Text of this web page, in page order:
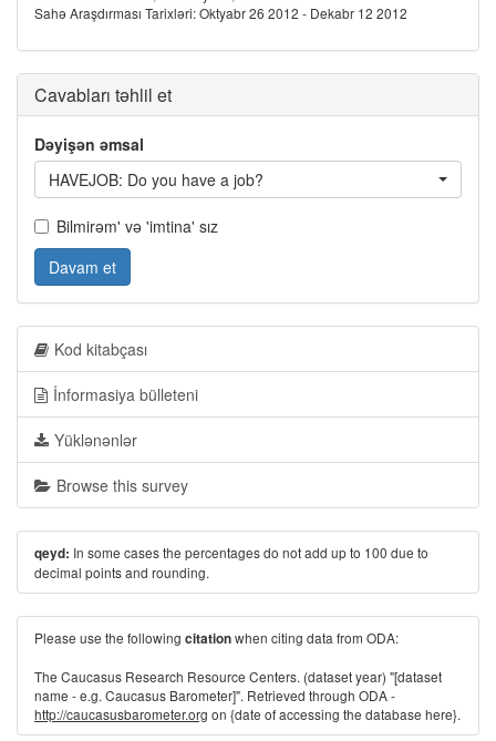
Sahə Araşdırması Tarixləri: Oktyabr 26 2012 - Dekabr 12 2012
Cavabları təhlil et
Dəyişən əmsal
HAVEJOB: Do you have a job?
Bilmirəm' və 'imtina' sız
Davam et
Kod kitabçası
İnformasiya bülleteni
Yüklənənlər
Browse this survey
qeyd: In some cases the percentages do not add up to 100 due to
decimal points and rounding.
Please use the following citationwhen citing data from ODA:
The Caucasus Research Resource Centers. (dataset year) "[dataset
name - e.g. Caucasus Barometer]". Retrieved through ODA -
http://caucasusbarometer.org on {date of accessing the database here}.